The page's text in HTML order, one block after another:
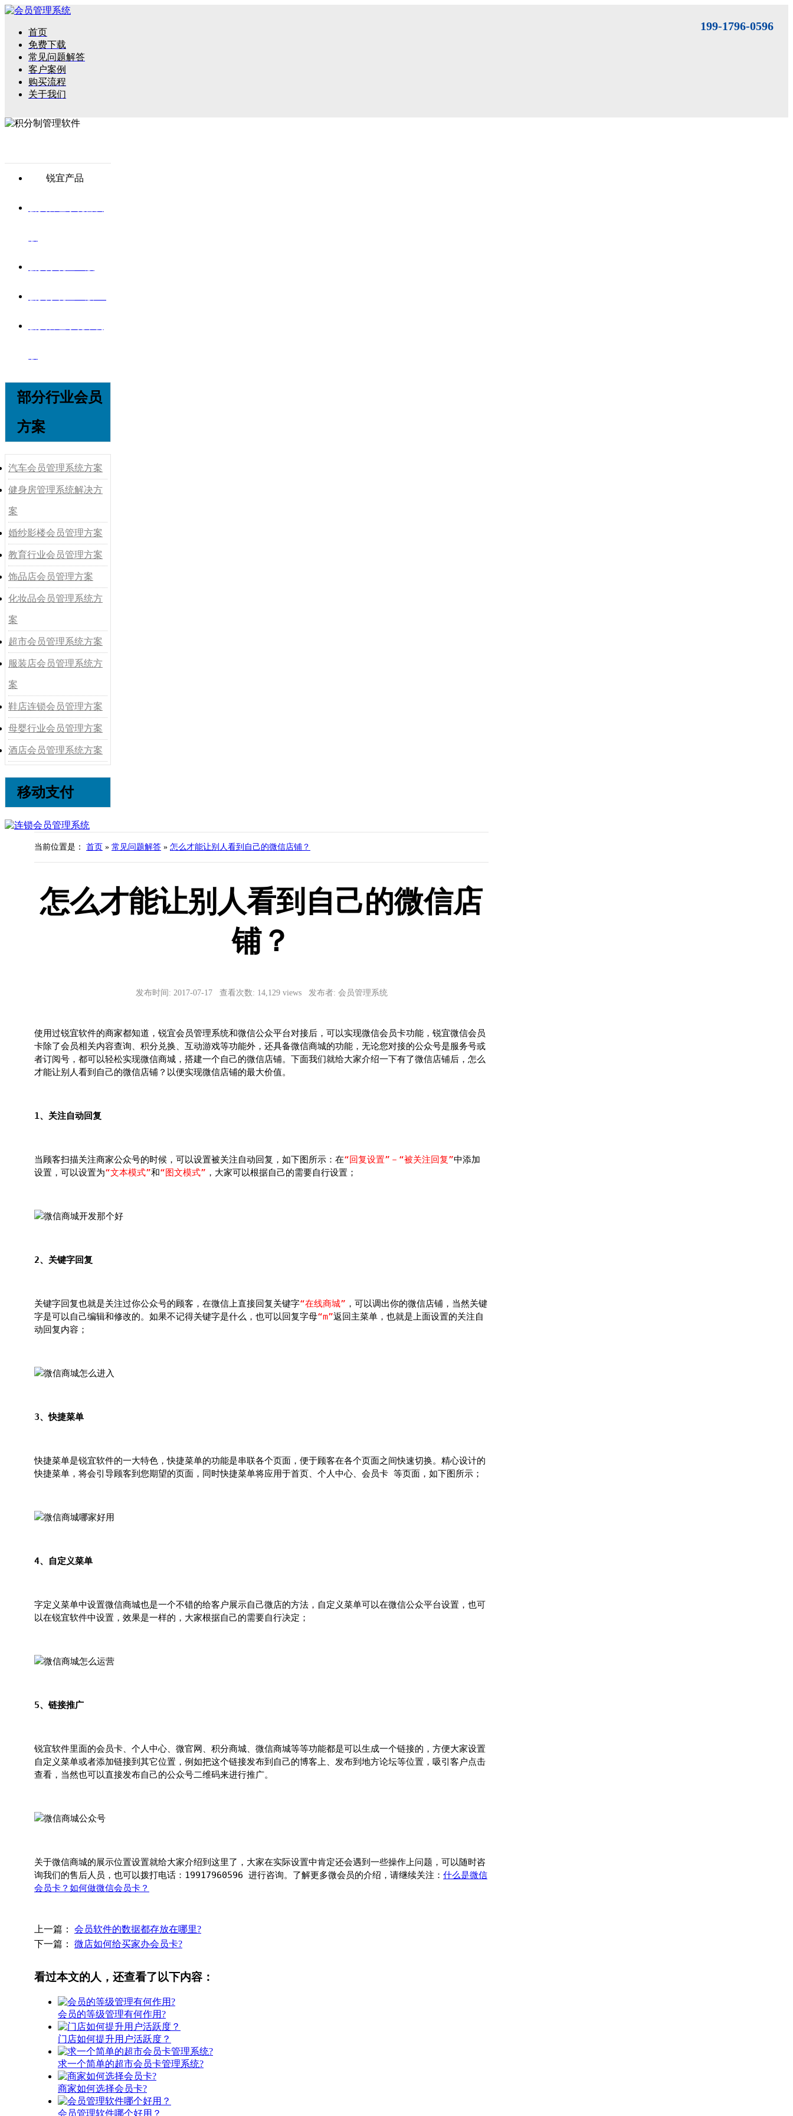
首页
免费下载
常见问题解答
客户案例
购买流程
关于我们
199-1796-0596
锐宜产品
部分行业会员
方案
汽车会员管理系统方案
健身房管理系统解决方
案
婚纱影楼会员管理方案
教育行业会员管理方案
饰品店会员管理方案
化妆品会员管理系统方
案
超市会员管理系统方案
服装店会员管理系统方
案
鞋店连锁会员管理方案
母婴行业会员管理方案
酒店会员管理系统方案
移动支付
当前位置是： 首页 » 常见问题解答 » 怎么才能让别人看到自己的微信店铺？
怎么才能让别人看到自己的微信店
铺？
发布时间: 2017-07-17 查看次数: 14,129 views 发布者: 会员管理系统
使用过锐宜软件的商家都知道，锐宜会员管理系统和微信公众平台对接后，可以实现微信会员卡功能，锐宜微信会员
卡除了会员相关内容查询、积分兑换、互动游戏等功能外，还具备微信商城的功能，无论您对接的公众号是服务号或
者订阅号，都可以轻松实现微信商城，搭建一个自己的微信店铺。下面我们就给大家介绍一下有了微信店铺后，怎么
才能让别人看到自己的微信店铺？以便实现微信店铺的最大价值。
1、关注自动回复
当顾客扫描关注商家公众号的时候，可以设置被关注自动回复，如下图所示：在“回复设置”－“被关注回复”中添加
设置，可以设置为“文本模式”和“图文模式” ，大家可以根据自己的需要自行设置；
2、关键字回复
关键字回复也就是关注过你公众号的顾客，在微信上直接回复关键字“在线商城” ，可以调出你的微信店铺，当然关键
字是可以自己编辑和修改的。如果不记得关键字是什么，也可以回复字母“m”返回主菜单，也就是上面设置的关注自
动回复内容；
3、快捷菜单
快捷菜单是锐宜软件的一大特色，快捷菜单的功能是串联各个页面，便于顾客在各个页面之间快速切换。精心设计的
快捷菜单，将会引导顾客到您期望的页面，同时快捷菜单将应用于首页、个人中心、会员卡 等页面，如下图所示；
4、自定义菜单
字定义菜单中设置微信商城也是一个不错的给客户展示自己微店的方法，自定义菜单可以在微信公众平台设置，也可
以在锐宜软件中设置，效果是一样的，大家根据自己的需要自行决定；
5、链接推广
锐宜软件里面的会员卡、个人中心、微官网、积分商城、微信商城等等功能都是可以生成一个链接的，方便大家设置
自定义菜单或者添加链接到其它位置，例如把这个链接发布到自己的博客上、发布到地方论坛等位置，吸引客户点击
查看，当然也可以直接发布自己的公众号二维码来进行推广。
关于微信商城的展示位置设置就给大家介绍到这里了，大家在实际设置中肯定还会遇到一些操作上问题，可以随时咨
询我们的售后人员，也可以拨打电话：19917960596 进行咨询。了解更多微会员的介绍，请继续关注： 什么是微信
会员卡？如何做微信会员卡？
上一篇： 会员软件的数据都存放在哪里?
下一篇： 微店如何给买家办会员卡?
看过本文的人，还查看了以下内容：
会员的等级管理有何作用?
门店如何提升用户活跃度？
求一个简单的超市会员卡管理系统?
商家如何选择会员卡?
会员管理软件哪个好用？